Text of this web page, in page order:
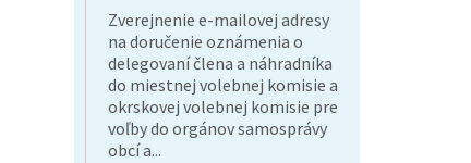
Zverejnenie e-mailovej adresy
na doručenie oznámenia o
delegovaní člena a náhradníka
do miestnej volebnej komisie a
okrskovej volebnej komisie pre
voľby do orgánov samosprávy
obcí a...